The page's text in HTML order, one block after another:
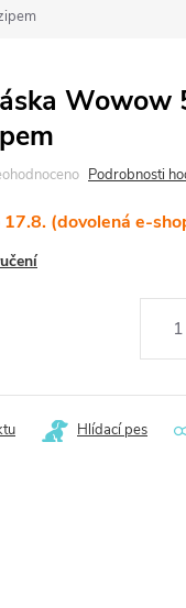
Wowow
Podrobnosti
(dovolená e-
Hlídací pes